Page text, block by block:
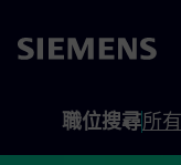
職位搜尋所